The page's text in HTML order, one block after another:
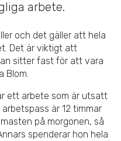
arbete.
och det gäller att hela
Det är viktigt att
sitter fast för att vara
Blom.
ett arbete som är utsatt
är 12 timmar
på morgonen, så
spenderar hon hela